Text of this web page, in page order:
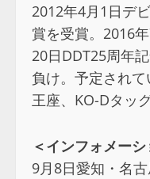
2012年4月1日デ
賞を受賞。2016
20日DDT25周年
負け。予定され
王座、KO-Dタッグ
＜インフォメーシ
9月8日愛知・名